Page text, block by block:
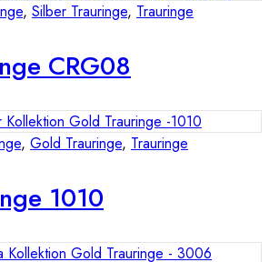
, Silber Trauringe, Trauringe
CRG08
, Gold Trauringe, Trauringe
1010